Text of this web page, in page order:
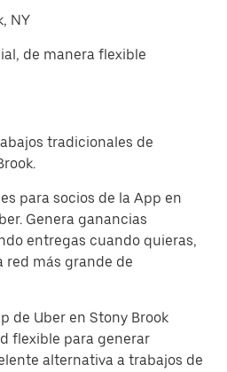
NY
de manera flexible
tradicionales de
para socios de la App en
Genera ganancias
entregas cuando quieras,
red más grande de
de Uber en Stony Brook
flexible para generar
alternativa a trabajos de